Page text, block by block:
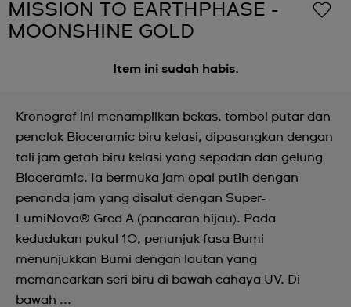
MISSION TO EARTHPHASE -
MOONSHINE GOLD
Item ini sudah habis.
Kronograf ini menampilkan bekas, tombol putar dan
penolak Bioceramic biru kelasi, dipasangkan dengan
tali jam getah biru kelasi yang sepadan dan gelung
Bioceramic. Ia bermuka jam opal putih dengan
penanda jam yang disalut dengan Super-
LumiNova® Gred A (pancaran hijau). Pada
kedudukan pukul 10, penunjuk fasa Bumi
menunjukkan Bumi dengan lautan yang
memancarkan seri biru di bawah cahaya UV. Di
bawah ...